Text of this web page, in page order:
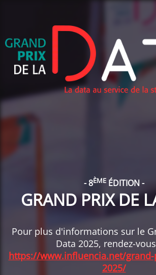
- 8ÈMEÉDITION -
GRAND PRIX DE
Pour plus d'informations sur le
Data 2025, rendez-
https://www.influencia.net/grand-
2025/